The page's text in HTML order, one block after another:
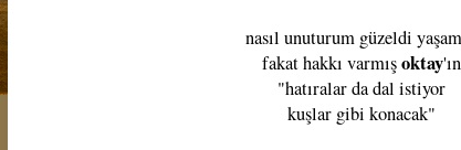
nasıl unuturum güzeldi
fakat hakkı varmışoktay'ın
"hatıralar da dal istiyor
kuşlar gibi konacak"